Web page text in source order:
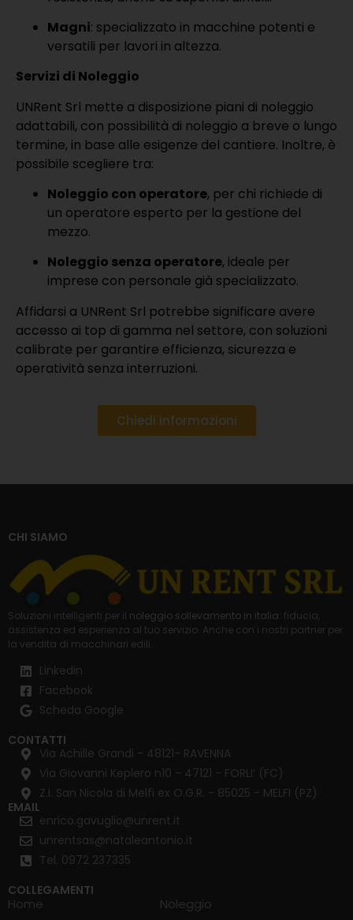
Magni: specializzato in macchine potenti e
versatili per lavori in altezza.
Servizi di Noleggio
UNRent Srl mette a disposizione piani di noleggio
adattabili, con possibilità di noleggio a breve o lungo
termine, in base alle esigenze del cantiere. Inoltre, è
possibile scegliere tra:
Noleggio con operatore, per chi richiede di
un operatore esperto per la gestione del
mezzo.
Noleggio senza operatore, ideale per
imprese con personale già specializzato.
Affidarsi a UNRent Srl potrebbe significare avere
accesso ai top di gamma nel settore, con soluzioni
calibrate per garantire efficienza, sicurezza e
operatività senza interruzioni.
Chiedi informazioni
CHI SIAMO
Soluzioni intelligenti per il noleggio sollevamento in italia : fiducia,
assistenza ed esperienza al tuo servizio. Anche con i nostri partner per
la vendita di macchinari edili
Linkedin
Facebook
Scheda Google
CONTATTI
Via Achille Grandi - 48121- RAVENNA
Via Giovanni Keplero n10 - 47121 - FORLI’ (FC)
Z.I. San Nicola di Melfi ex O.G.R. - 85025 - MELFI (PZ)
EMAIL
enrico.gavuglio@unrent.it
unrentsas@nataleantonio.it
Tel. 0972 237335
COLLEGAMENTI
Home
Noleggio